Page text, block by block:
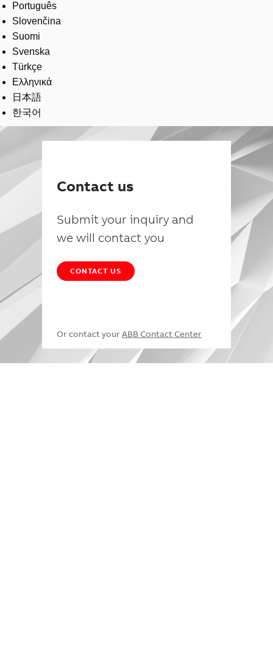
Português
Slovenčina
Suomi
Svenska
Türkçe
Ελληνικά
日本語
한국어
Contact us
Submit your inquiry and
we will contact you
CONTACT US
Or contact your ABB Contact Center